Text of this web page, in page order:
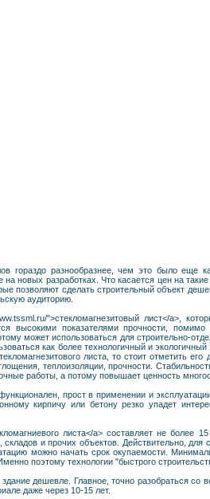
гораздо разнообразнее, чем это было еще
новых разработках. Что касается цен на
позволяют сделать строительный объект
аудиторию.
">стекломагнезитовый лист</a>,
высокими показателями прочности,
может использоваться для строительно-
как более технологичный и
листа, то стоит отметить
теплоизоляции, прочности.
работы, а потому повышает ценность
прост в применении и
кирпичу или бетону резко упадет
листа</a> составляет не более
и прочих объектов. Действительно, для
можно начать срок окупаемости.
поэтому технологии "быстрого
дешевле. Главное, точно разобраться со
даже через 10-15 лет.